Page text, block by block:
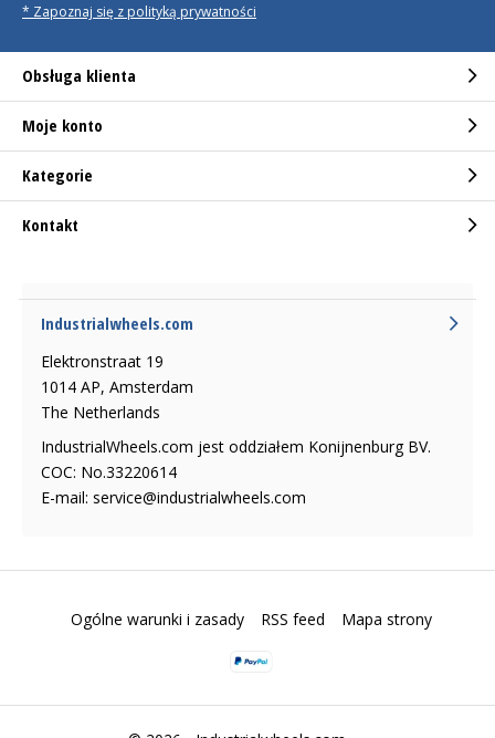
* Zapoznaj się z polityką prywatności
Obsługa klienta
Moje konto
Kategorie
Kontakt
Industrialwheels.com
Elektronstraat 19
1014 AP, Amsterdam
The Netherlands
IndustrialWheels.com jest oddziałem Konijnenburg BV.
COC: No.33220614
E-mail: service@industrialwheels.com
Ogólne warunki i zasady RSS feed Mapa strony